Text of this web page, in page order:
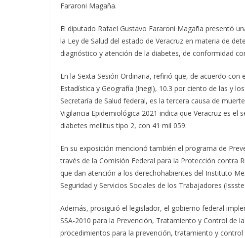
Fararoni Magaña.
El diputado Rafael Gustavo Fararoni Magaña presentó
la Ley de Salud del estado de Veracruz en materia de
diagnóstico y atención de la diabetes, de conformidad
En la Sexta Sesión Ordinaria, refirió que, de acuerdo
Estadística y Geografía (Inegi), 10.3 por ciento de las y
Secretaría de Salud federal, es la tercera causa de
Vigilancia Epidemiológica 2021 indica que Veracruz es
diabetes mellitus tipo 2, con 41 mil 059.
En su exposición mencionó también el programa de
través de la Comisión Federal para la Protección contra
que dan atención a los derechohabientes del Instituto
Seguridad y Servicios Sociales de los Trabajadores
Además, prosiguió el legislador, el gobierno federal
SSA-2010 para la Prevención, Tratamiento y Control de
procedimientos para la prevención, tratamiento y